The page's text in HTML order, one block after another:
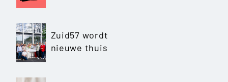
Zuid57 wordt
nieuwe thuis